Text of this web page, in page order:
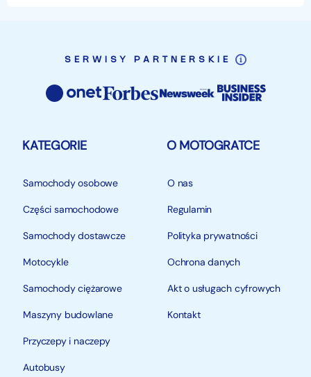
SERWISY PARTNERSKIE
KATEGORIE
Samochody osobowe
Części samochodowe
Samochody dostawcze
Motocykle
Samochody ciężarowe
Maszyny budowlane
Przyczepy i naczepy
Autobusy
O MOTOGRATCE
O nas
Regulamin
Polityka prywatności
Ochrona danych
Akt o usługach cyfrowych
Kontakt